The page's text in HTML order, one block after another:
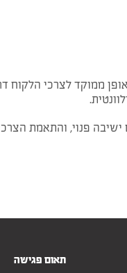
ממוקד לצרכי הלקוח
ישיבה פנוי, והתאמת
תאום פגישה